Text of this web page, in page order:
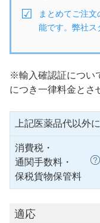
まとめてご注
能です。弊社ス
※輸入確認証につい
につき一律料金とさ
上記医薬品代以外
消費税・
通関手数料・
保税貨物保管料
適応